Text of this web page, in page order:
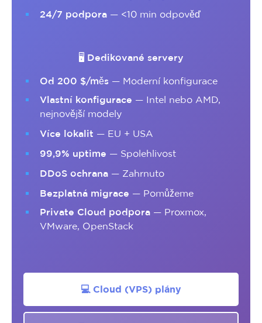
24/7 podpora — <10 min odpověď
🖥️ Dedikované servery
Od 200 $/měs — Moderní konfigurace
Vlastní konfigurace — Intel nebo AMD,
nejnovější modely
Více lokalit — EU + USA
99,9% uptime — Spolehlivost
DDoS ochrana — Zahrnuto
Bezplatná migrace — Pomůžeme
Private Cloud podpora — Proxmox,
VMware, OpenStack
💻 Cloud (VPS) plány